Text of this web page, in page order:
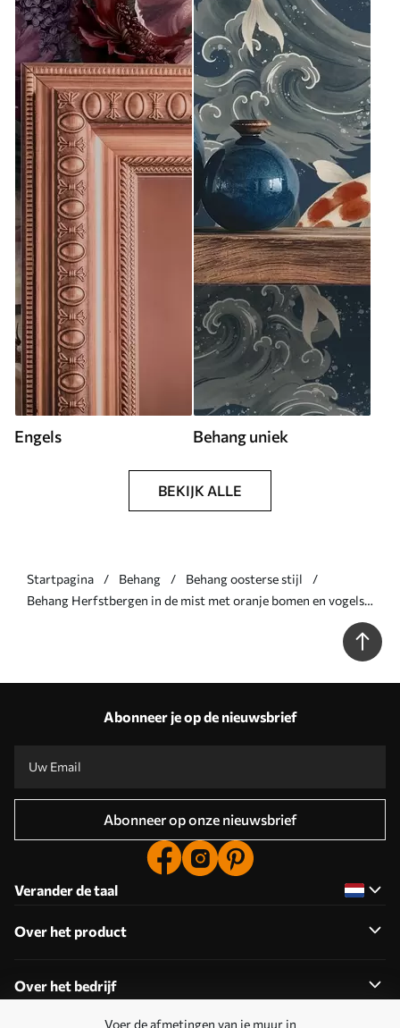
Voer de afmetingen van je muur in
Engels Behang uniek
BEKIJK ALLE
Startpagina Behang
Behang oosterse stijl
Behang Herfstbergen in de mist met oranje bomen en vogels
Abonneer je op de nieuwsbrief
Abonneer op onze nieuwsbrief
Verander de taal
Over het product
Over het bedrijf